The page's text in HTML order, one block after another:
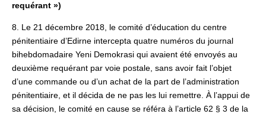
requérant »)
8. Le 21 décembre 2018, le comité d’éducation du centre
pénitentiaire d’Edirne intercepta quatre numéros du journal
bihebdomadaire Yeni Demokrasi qui avaient été envoyés au
deuxième requérant par voie postale, sans avoir fait l’objet
d’une commande ou d’un achat de la part de l’administration
pénitentiaire, et il décida de ne pas les lui remettre. À l’appui de
sa décision, le comité en cause se référa à l’article 62 § 3 de la